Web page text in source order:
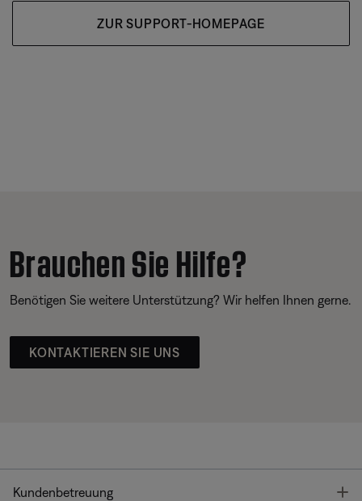
ZUR SUPPORT-HOMEPAGE
Brauchen Sie Hilfe?
Benötigen Sie weitere Unterstützung? Wir helfen Ihnen gerne.
KONTAKTIEREN SIE UNS
Kundenbetreuung